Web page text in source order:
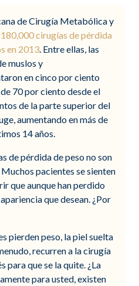
de Cirugía Metabólica y
cirugías de pérdida
en 2013. Entre ellas, las
muslos y
en cinco por ciento
70 por ciento desde el
de la parte superior del
aumentando en más de
14 años.
de pérdida de peso no son
Muchos pacientes se sienten
que aunque han perdido
que desean. ¿Por
pierden peso, la piel suelta
recurren a la cirugía
para que se la quite. ¿La
para usted, existen